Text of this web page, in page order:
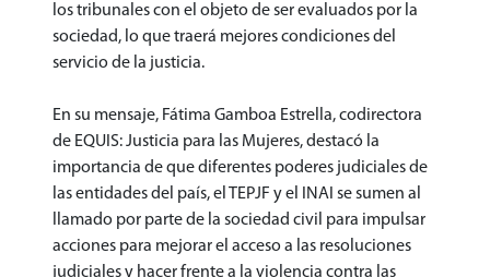
los tribunales con el objeto de ser evaluados por la
sociedad, lo que traerá mejores condiciones del
servicio de la justicia.
En su mensaje, Fátima Gamboa Estrella, codirectora
de EQUIS: Justicia para las Mujeres, destacó la
importancia de que diferentes poderes judiciales de
las entidades del país, el TEPJF y el INAI se sumen al
llamado por parte de la sociedad civil para impulsar
acciones para mejorar el acceso a las resoluciones
judiciales y hacer frente a la violencia contra las